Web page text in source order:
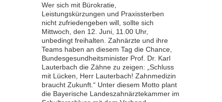
Wer sich mit Bürokratie,
Leistungskürzungen und Praxissterben
nicht zufriedengeben will, sollte sich
Mittwoch, den 12. Juni, 11.00 Uhr,
unbedingt freihalten. Zahnärzte und ihre
Teams haben an diesem Tag die Chance,
Bundesgesundheitsminister Prof. Dr. Karl
Lauterbach die Zähne zu zeigen: „Schluss
mit Lücken, Herr Lauterbach! Zahnmedizin
braucht Zukunft.“ Unter diesem Motto plant
die Bayerische Landeszahnärztekammer im